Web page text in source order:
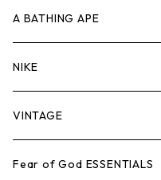
キャップ・ハット
バッグ
シューズ
小物
パンツ
キャップ・ハット
バッグ
シューズ
ジャケット
パンツ
キャップ・ハット
バッグ
シャツ
ジャケット
パンツ
キャップ・ハット
スウェット/ニット
シャツ
ジャケット
パンツ
ロンT
スウェット/ニット
シャツ
ジャケット
Tシャツ
ロンTEE
スウェット/ニット
シャツ
A BATHING APE
Tシャツ
ロンTEE
スウェット/ニット
NIKE
シューズ
AIR JORDAN 1
アパレル・小物
VINTAGE
Tシャツ
Fear of God ESSENTIALS